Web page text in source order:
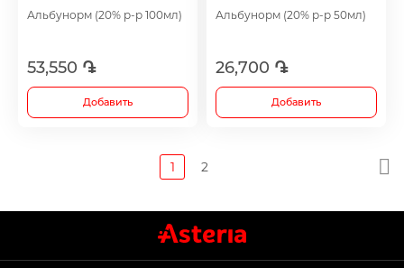
Альбунорм (20% р-р 100мл)
53,550 ֏
Добавить
Альбунорм (20% р-р 50мл)
26,700 ֏
Добавить
1 2